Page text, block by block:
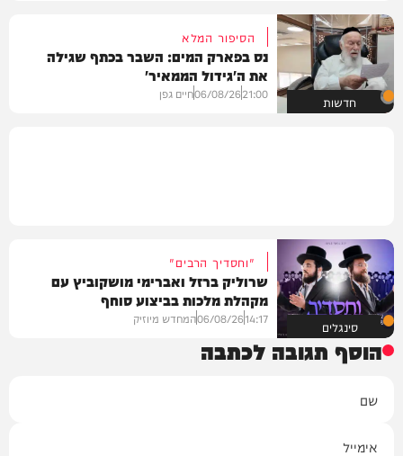
חדשות
הסיפור המלא
נס בפארק המים: השבר בכתף שגילה
את ה'גידול הממאיר'
21:00
06/08/26חיים גפן
סינגלים
"וחסדיך הרבים"
שרוליק ברזל ואברימי מושקוביץ עם
מקהלת מלכות בביצוע סוחף
14:17
06/08/26המחדש מיוזיק
הוסף תגובה לכתבה